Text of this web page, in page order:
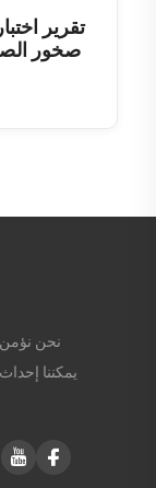
تقرير
صخور
نحن نؤمن
يمكننا